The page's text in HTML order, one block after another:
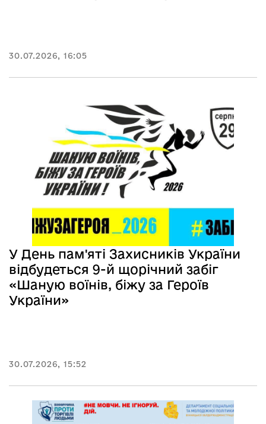
30.07.2026, 16:05
У День пам'яті Захисників України
відбудеться 9-й щорічний забіг
«Шаную воїнів, біжу за Героїв
України»
30.07.2026, 15:52